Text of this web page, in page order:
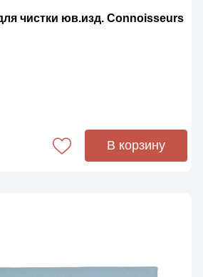
чистки юв.изд. Connoisseurs
В корзину